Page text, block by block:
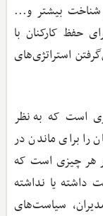
بیشتر و...
حفظ کارکنان با
استراتژی‌های
است که به نظر
را برای ماندن در
هر چیزی است که
یا نداشته
سیاست‌های